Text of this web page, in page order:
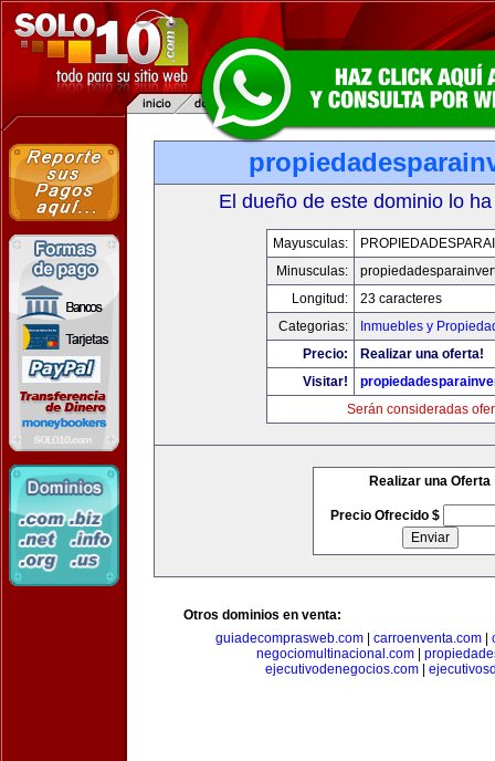
El dueño de este dominio lo
Mayusculas:
Minusculas:
Longitud:
23 caracteres
Categorias:
Inmuebles y
Precio:
Realizar una oferta!
Visitar!
Serán consideradas
Realizar una Oferta
Precio Ofrecido $
Otros dominios en venta:
guiadecomprasweb.com
carroenventa.com
negociomultinacional.com
ejecutivodenegocios.com|